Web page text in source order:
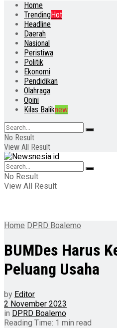
Home
TrendingHot
Headline
Daerah
Nasional
Peristiwa
Politik
Ekonomi
Pendidikan
Olahraga
Opini
Kilas Baliknew
No Result
View All Result
No Result
View All Result
Home DPRD Boalemo
BUMDes Harus
Peluang Usaha
by Editor
2 November 2023
in DPRD Boalemo
Reading Time: 1 min read